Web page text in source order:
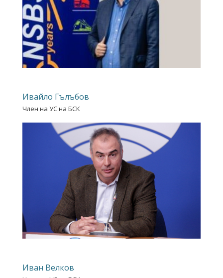
Ивайло Гълъбов
Член на УС на БСК
Иван Велков